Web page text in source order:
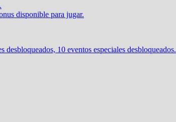
disponible para jugar.
10 eventos especiales desbloqueados.